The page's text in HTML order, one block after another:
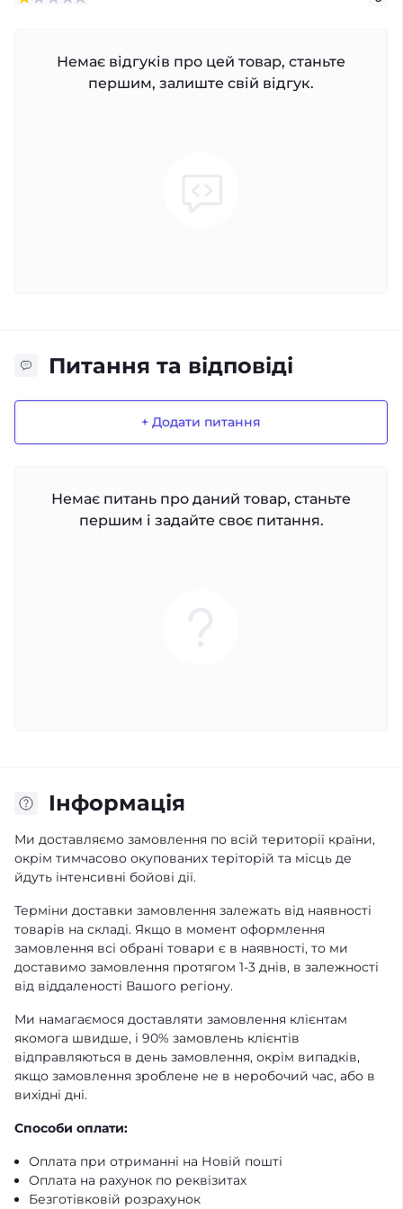
Немає відгуків про цей товар, станьте
першим, залиште свій відгук.
Питання та відповіді
+ Додати питання
Немає питань про даний товар, станьте
першим і задайте своє питання.
Iнформація
Ми доставляємо замовлення по всій території країни,
окрім тимчасово окупованих теріторій та місць де
йдуть інтенсивні бойові дії.
Терміни доставки замовлення залежать від наявності
товарів на складі. Якщо в момент оформлення
замовлення всі обрані товари є в наявності, то ми
доставимо замовлення протягом 1-3 днів, в залежності
від віддаленості Вашого регіону.
Ми намагаємося доставляти замовлення клієнтам
якомога швидше, і 90% замовлень клієнтів
відправляються в день замовлення, окрім випадків,
якщо замовлення зроблене не в неробочий час, або в
вихідні дні.
Способи оплати:
Оплата при отриманні на Новій пошті
Оплата на рахунок по реквізитах
Безготівковій розрахунок